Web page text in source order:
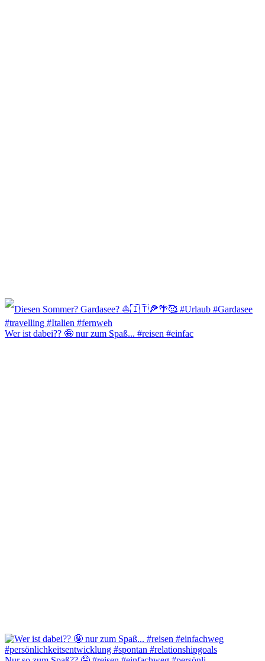
Wer ist dabei?? 🤪 nur zum Spaß... #reisen #einfac